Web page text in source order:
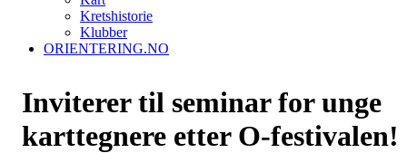
Kretshistorie
Klubber
ORIENTERING.NO
Inviterer til seminar for unge
karttegnere etter O-festivalen!